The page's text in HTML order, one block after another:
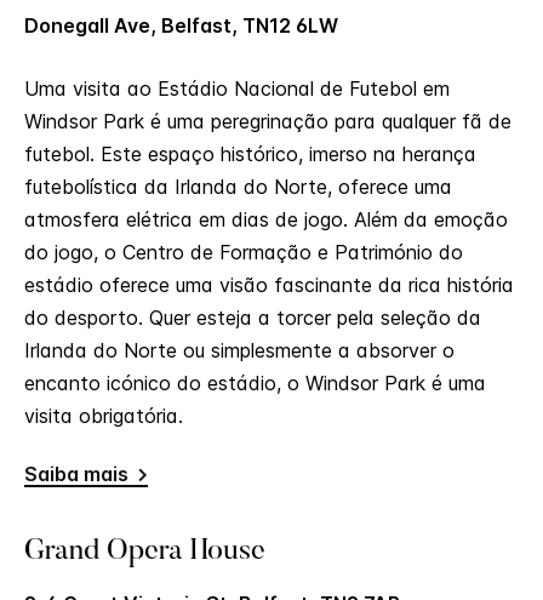
Donegall Ave, Belfast, TN12 6LW
Uma visita ao Estádio Nacional de Futebol em
Windsor Park é uma peregrinação para qualquer fã de
futebol. Este espaço histórico, imerso na herança
futebolística da Irlanda do Norte, oferece uma
atmosfera elétrica em dias de jogo. Além da emoção
do jogo, o Centro de Formação e Património do
estádio oferece uma visão fascinante da rica história
do desporto. Quer esteja a torcer pela seleção da
Irlanda do Norte ou simplesmente a absorver o
encanto icónico do estádio, o Windsor Park é uma
visita obrigatória.
Saiba mais
Grand Opera House